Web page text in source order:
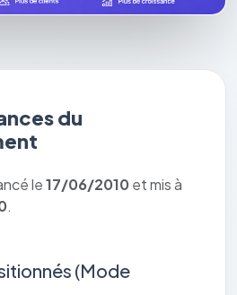
du
le17/06/2010 et mis à
.
(Mode